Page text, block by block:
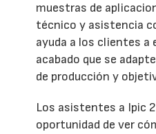
muestras de
técnico y asistencia
ayuda a los clientes a
acabado que se
de producción y
Los asistentes a Ipic
oportunidad de ver